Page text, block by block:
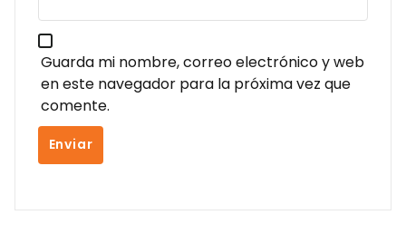
Guarda mi nombre, correo electrónico y web
en este navegador para la próxima vez que
comente.